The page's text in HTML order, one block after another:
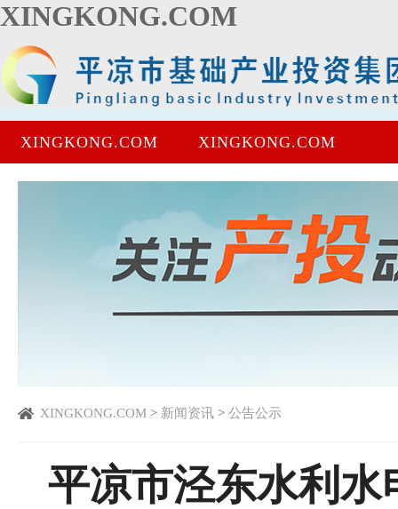
XINGKONG.COM
XINGKONG.COM XINGKONG.COM
XINGKONG.COM > 新闻资讯 > 公告公示
平凉市泾东水利水